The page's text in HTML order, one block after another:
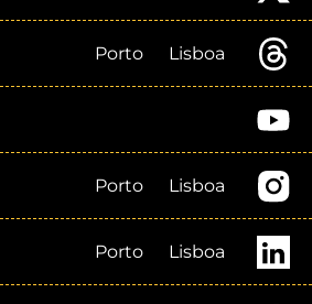
Porto Lisboa
Porto Lisboa
Porto Lisboa